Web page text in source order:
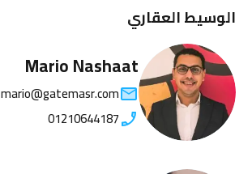
الوسيط العقاري
Mario Nashaat
mario@gatemasr.com
01210644187